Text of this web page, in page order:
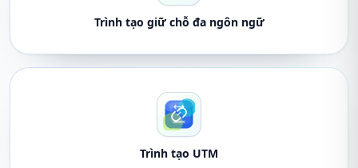
Trình tạo giữ chỗ đa ngôn ngữ
Trình tạo UTM